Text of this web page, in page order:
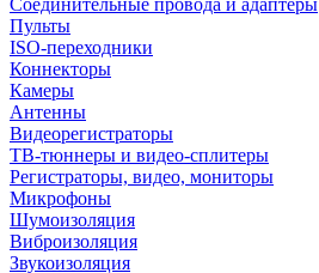
Соединительные провода и адаптеры
Пульты
ISO-переходники
Коннекторы
Камеры
Антенны
Видеорегистраторы
ТВ-тюннеры и видео-сплитеры
Регистраторы, видео, мониторы
Микрофоны
Шумоизоляция
Виброизоляция
Звукоизоляция